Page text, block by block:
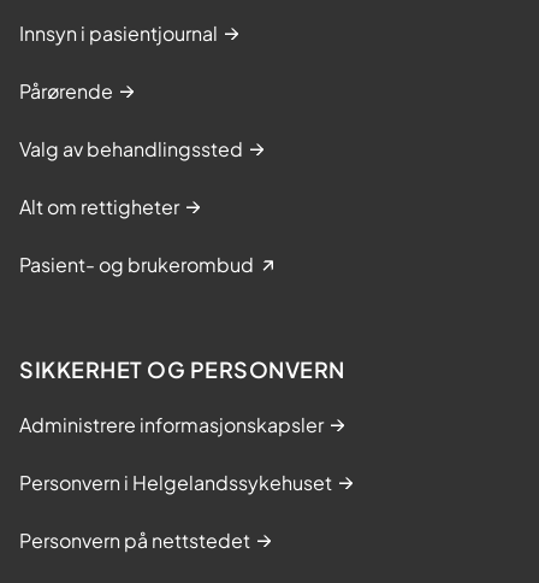
Innsyn i pasientjournal
Pårørende
Valg av behandlingssted
Alt om rettigheter
Pasient- og brukerombud
SIKKERHET OG PERSONVERN
Administrere informasjonskapsler
Personvern i Helgelandssykehuset
Personvern på nettstedet